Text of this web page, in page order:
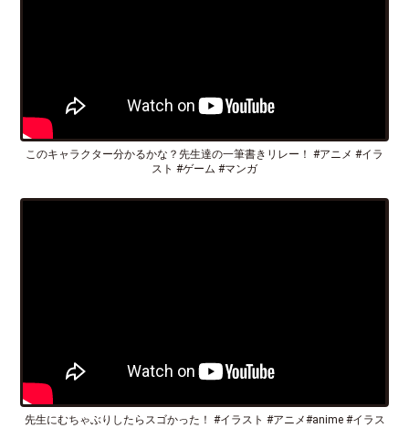
このキャラクター分かるかな？先生達の一筆書きリレー！ #アニメ #イラ
スト #ゲーム #マンガ
先生にむちゃぶりしたらスゴかった！ #イラスト #アニメ#anime #イラス